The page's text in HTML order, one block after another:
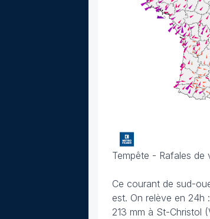
Tempête - Rafales de
Ce courant de sud-
est. On relève en 24h :
213 mm à St-Christol